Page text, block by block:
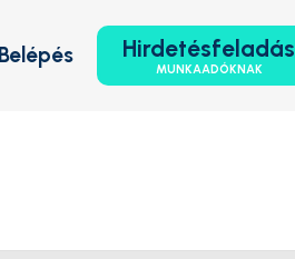
Hirdetésfeladás
MUNKAADÓKNAK
Belépés